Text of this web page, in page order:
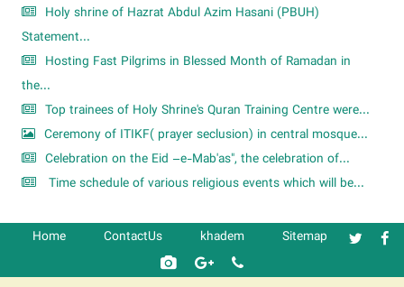
Holy shrine of Hazrat Abdul Azim Hasani (PBUH)
Statement...
Hosting Fast Pilgrims in Blessed Month of Ramadan in
the...
Top trainees of Holy Shrine's Quran Training Centre were...
Ceremony of ITIKF( prayer seclusion) in central mosque...
Celebration on the Eid –e-Mab'as", the celebration of...
Time schedule of various religious events which will be...
Home ContactUs khadem Sitemap